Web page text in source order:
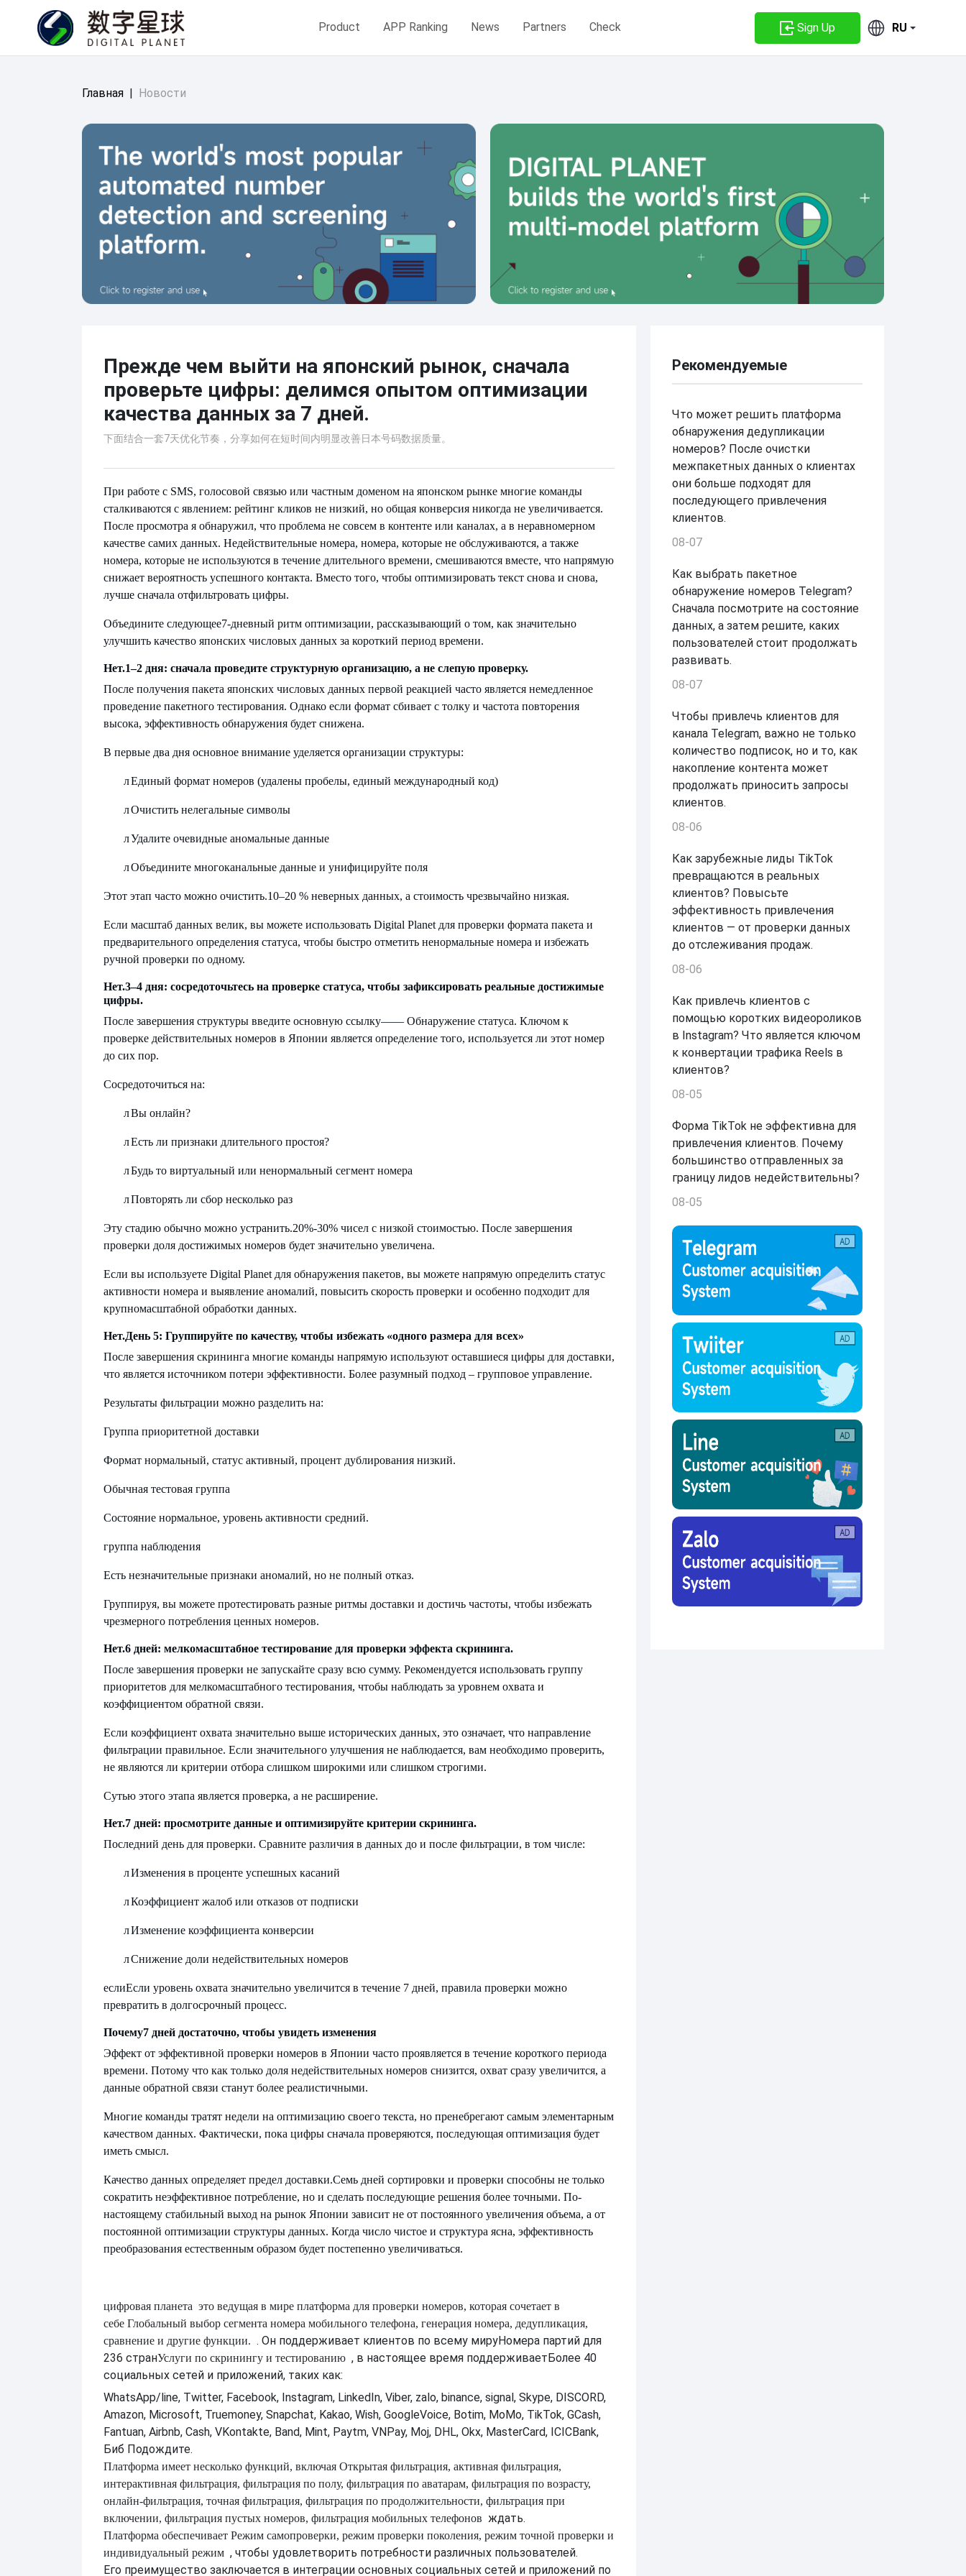
Product APP Ranking News Partners Check Sign Up RU
Главная | Новости
Прежде чем выйти на японский рынок, сначала
проверьте цифры: делимся опытом оптимизации
качества данных за 7 дней.
下面结合一套7天优化节奏，分享如何在短时间内明显改善日本号码数据质量。
При работе с SMS, голосовой связью или частным доменом на японском рынке многие команды
сталкиваются с явлением: рейтинг кликов не низкий, но общая конверсия никогда не увеличивается.
После просмотра я обнаружил, что проблема не совсем в контенте или каналах, а в неравномерном
качестве самих данных. Недействительные номера, номера, которые не обслуживаются, а также
номера, которые не используются в течение длительного времени, смешиваются вместе, что напрямую
снижает вероятность успешного контакта. Вместо того, чтобы оптимизировать текст снова и снова,
лучше сначала отфильтровать цифры.
Объедините следующее7-дневный ритм оптимизации, рассказывающий о том, как значительно
улучшить качество японских числовых данных за короткий период времени.
Нет.1–2 дня: сначала проведите структурную организацию, а не слепую проверку.
После получения пакета японских числовых данных первой реакцией часто является немедленное
проведение пакетного тестирования. Однако если формат сбивает с толку и частота повторения
высока, эффективность обнаружения будет снижена.
В первые два дня основное внимание уделяется организации структуры:
лЕдиный формат номеров (удалены пробелы, единый международный код)
лОчистить нелегальные символы
лУдалите очевидные аномальные данные
лОбъедините многоканальные данные и унифицируйте поля
Этот этап часто можно очистить.10–20 % неверных данных, а стоимость чрезвычайно низкая.
Если масштаб данных велик, вы можете использовать Digital Planet для проверки формата пакета и
предварительного определения статуса, чтобы быстро отметить ненормальные номера и избежать
ручной проверки по одному.
Нет.3–4 дня: сосредоточьтесь на проверке статуса, чтобы зафиксировать реальные достижимые
цифры.
После завершения структуры введите основную ссылку—— Обнаружение статуса. Ключом к
проверке действительных номеров в Японии является определение того, используется ли этот номер
до сих пор.
Сосредоточиться на:
лВы онлайн?
лЕсть ли признаки длительного простоя?
лБудь то виртуальный или ненормальный сегмент номера
лПовторять ли сбор несколько раз
Эту стадию обычно можно устранить.20%-30% чисел с низкой стоимостью. После завершения
проверки доля достижимых номеров будет значительно увеличена.
Если вы используете Digital Planet для обнаружения пакетов, вы можете напрямую определить статус
активности номера и выявление аномалий, повысить скорость проверки и особенно подходит для
крупномасштабной обработки данных.
Нет.День 5: Группируйте по качеству, чтобы избежать «одного размера для всех»
После завершения скрининга многие команды напрямую используют оставшиеся цифры для доставки,
что является источником потери эффективности. Более разумный подход – групповое управление.
Результаты фильтрации можно разделить на:
Группа приоритетной доставки
Формат нормальный, статус активный, процент дублирования низкий.
Обычная тестовая группа
Состояние нормальное, уровень активности средний.
группа наблюдения
Есть незначительные признаки аномалий, но не полный отказ.
Группируя, вы можете протестировать разные ритмы доставки и достичь частоты, чтобы избежать
чрезмерного потребления ценных номеров.
Нет.6 дней: мелкомасштабное тестирование для проверки эффекта скрининга.
После завершения проверки не запускайте сразу всю сумму. Рекомендуется использовать группу
приоритетов для мелкомасштабного тестирования, чтобы наблюдать за уровнем охвата и
коэффициентом обратной связи.
Если коэффициент охвата значительно выше исторических данных, это означает, что направление
фильтрации правильное. Если значительного улучшения не наблюдается, вам необходимо проверить,
не являются ли критерии отбора слишком широкими или слишком строгими.
Сутью этого этапа является проверка, а не расширение.
Нет.7 дней: просмотрите данные и оптимизируйте критерии скрининга.
Последний день для проверки. Сравните различия в данных до и после фильтрации, в том числе:
лИзменения в проценте успешных касаний
лКоэффициент жалоб или отказов от подписки
лИзменение коэффициента конверсии
лСнижение доли недействительных номеров
еслиЕсли уровень охвата значительно увеличится в течение 7 дней, правила проверки можно
превратить в долгосрочный процесс.
Почему7 дней достаточно, чтобы увидеть изменения
Эффект от эффективной проверки номеров в Японии часто проявляется в течение короткого периода
времени. Потому что как только доля недействительных номеров снизится, охват сразу увеличится, а
данные обратной связи станут более реалистичными.
Многие команды тратят недели на оптимизацию своего текста, но пренебрегают самым элементарным
качеством данных. Фактически, пока цифры сначала проверяются, последующая оптимизация будет
иметь смысл.
Качество данных определяет предел доставки.Семь дней сортировки и проверки способны не только
сократить неэффективное потребление, но и сделать последующие решения более точными. По-
настоящему стабильный выход на рынок Японии зависит не от постоянного увеличения объема, а от
постоянной оптимизации структуры данных. Когда число чистое и структура ясна, эффективность
преобразования естественным образом будет постепенно увеличиваться.
цифровая планета это ведущая в мире платформа для проверки номеров, которая сочетает в
себе Глобальный выбор сегмента номера мобильного телефона, генерация номера, дедупликация,
сравнение и другие функции. . Он поддерживает клиентов по всему мируНомера партий для
236 странУслуги по скринингу и тестированию , в настоящее время поддерживает Более 40
социальных сетей и приложений, таких как:
WhatsApp/line, Twitter, Facebook, Instagram, LinkedIn, Viber, zalo, binance, signal, Skype, DISCORD,
Amazon, Microsoft, Truemoney, Snapchat, Kakao, Wish, GoogleVoice, Botim, MoMo, TikTok, GCash,
Fantuan, Airbnb, Cash, VKontakte, Band, Mint, Paytm, VNPay, Moj, DHL, Okx, MasterCard, ICICBank,
Биб Подождите.
Платформа имеет несколько функций, включая Открытая фильтрация, активная фильтрация,
интерактивная фильтрация, фильтрация по полу, фильтрация по аватарам, фильтрация по возрасту,
онлайн-фильтрация, точная фильтрация, фильтрация по продолжительности, фильтрация при
включении, фильтрация пустых номеров, фильтрация мобильных телефонов ждать.
Платформа обеспечивает Режим самопроверки, режим проверки поколения, режим точной проверки и
индивидуальный режим , чтобы удовлетворить потребности различных пользователей.
Его преимущество заключается в интеграции основных социальных сетей и приложений по
Рекомендуемые
Что может решить платформа
обнаружения дедупликации
номеров? После очистки
межпакетных данных о клиентах
они больше подходят для
последующего привлечения
клиентов.
08-07
Как выбрать пакетное
обнаружение номеров Telegram?
Сначала посмотрите на состояние
данных, а затем решите, каких
пользователей стоит продолжать
развивать.
08-07
Чтобы привлечь клиентов для
канала Telegram, важно не только
количество подписок, но и то, как
накопление контента может
продолжать приносить запросы
клиентов.
08-06
Как зарубежные лиды TikTok
превращаются в реальных
клиентов? Повысьте
эффективность привлечения
клиентов — от проверки данных
до отслеживания продаж.
08-06
Как привлечь клиентов с
помощью коротких видеороликов
в Instagram? Что является ключом
к конвертации трафика Reels в
клиентов?
08-05
Форма TikTok не эффективна для
привлечения клиентов. Почему
большинство отправленных за
границу лидов недействительны?
08-05